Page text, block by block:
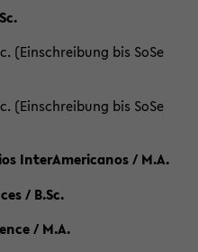
(Einschreibung bis SoSe
(Einschreibung bis SoSe
InterAmericanos / M.A.
/ B.Sc.
/ M.A.